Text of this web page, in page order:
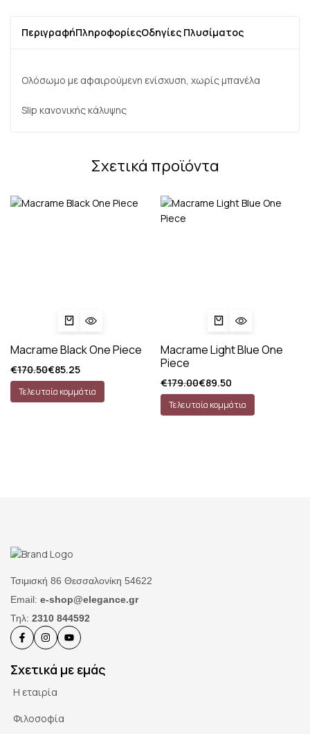
ΠεριγραφήΠληροφορίεςΟδηγίες Πλυσίματος
Ολόσωμο με αφαιρούμενη ενίσχυση, χωρίς μπανέλα
Slip κανονικής κάλυψης
Σχετικά προϊόντα
Macrame Black One Piece
€170.50€85.25
Τελευταία κομμάτια
Macrame Light Blue One
Piece
€179.00€89.50
Τελευταία κομμάτια
Τσιμισκή 86 Θεσσαλονίκη 54622
Email: e-shop@elegance.gr
Τηλ: 2310 844592
Σχετικά με εμάς
Η εταιρία
Φιλοσοφία